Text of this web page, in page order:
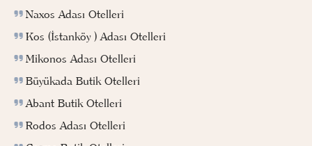
Naxos Adası Otelleri
Kos (İstanköy ) Adası Otelleri
Mikonos Adası Otelleri
Büyükada Butik Otelleri
Abant Butik Otelleri
Rodos Adası Otelleri